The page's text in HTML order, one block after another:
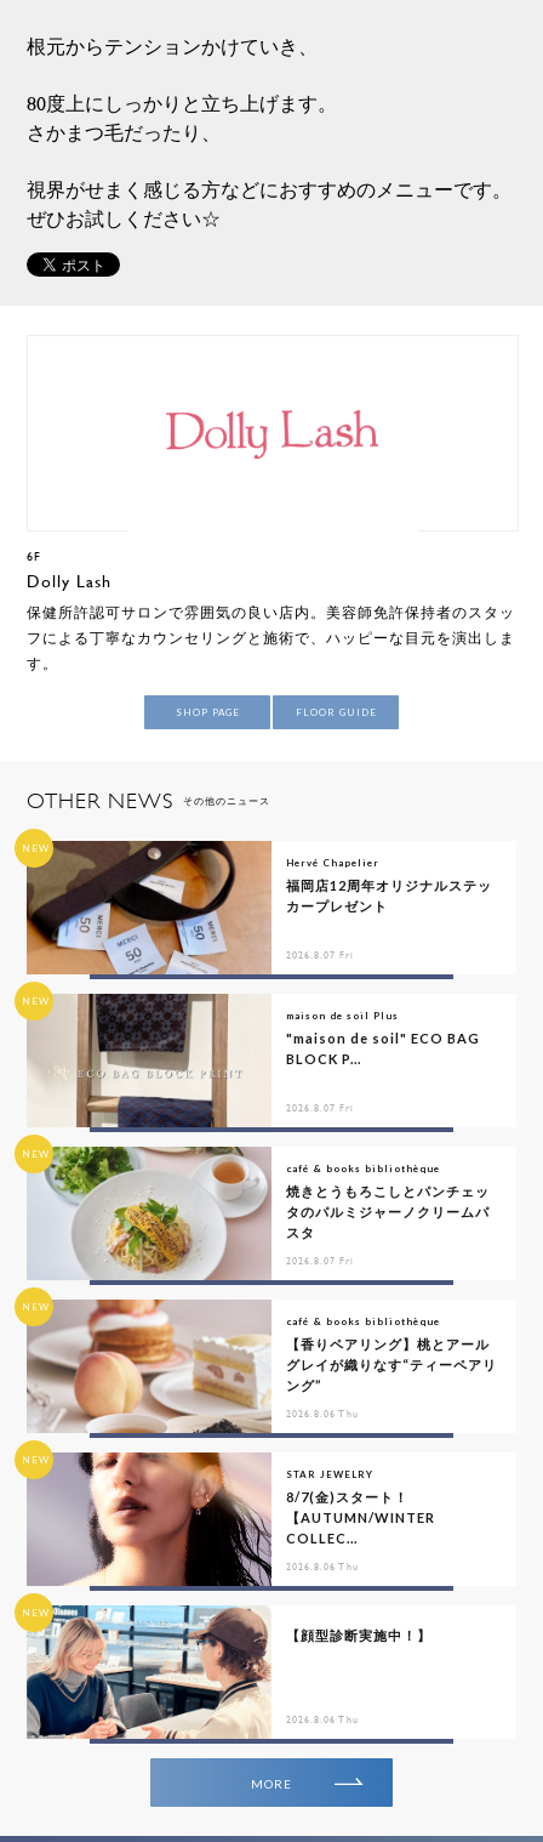
根元からテンションかけていき、
80度上にしっかりと立ち上げます。
さかまつ毛だったり、
視界がせまく感じる方などにおすすめのメニューです。
ぜひお試しください☆
6F
Dolly Lash
保健所許認可サロンで雰囲気の良い店内。美容師免許保持者のスタッ
フによる丁寧なカウンセリングと施術で、ハッピーな目元を演出しま
す。
SHOP PAGE FLOOR GUIDE
OTHER NEWS その他のニュース
NEW
Hervé Chapelier
福岡店12周年オリジナルステッ
カープレゼント
2026.8.07 Fri
NEW
maison de soil Plus
"maison de soil" ECO BAG
BLOCK P...
2026.8.07 Fri
NEW
café & books bibliothèque
焼きとうもろこしとパンチェッ
タのパルミジャーノクリームパ
スタ
2026.8.07 Fri
NEW
café & books bibliothèque
【香りペアリング】桃とアール
グレイが織りなす“ティーペアリ
ング”
2026.8.06 Thu
NEW
STAR JEWELRY
8/7(金)スタート！
【AUTUMN/WINTER
COLLEC...
2026.8.06 Thu
NEW
【顔型診断実施中！】
2026.8.06 Thu
MORE